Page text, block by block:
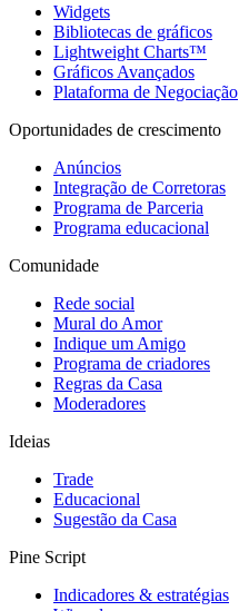
Widgets
Bibliotecas de gráficos
Lightweight Charts™
Gráficos Avançados
Plataforma de Negociação
Oportunidades de crescimento
Anúncios
Integração de Corretoras
Programa de Parceria
Programa educacional
Comunidade
Rede social
Mural do Amor
Indique um Amigo
Programa de criadores
Regras da Casa
Moderadores
Ideias
Trade
Educacional
Sugestão da Casa
Pine Script
Indicadores & estratégias